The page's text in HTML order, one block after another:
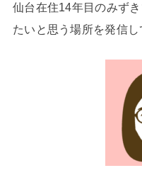
仙台在住14年目のみず
たいと思う場所を発信し